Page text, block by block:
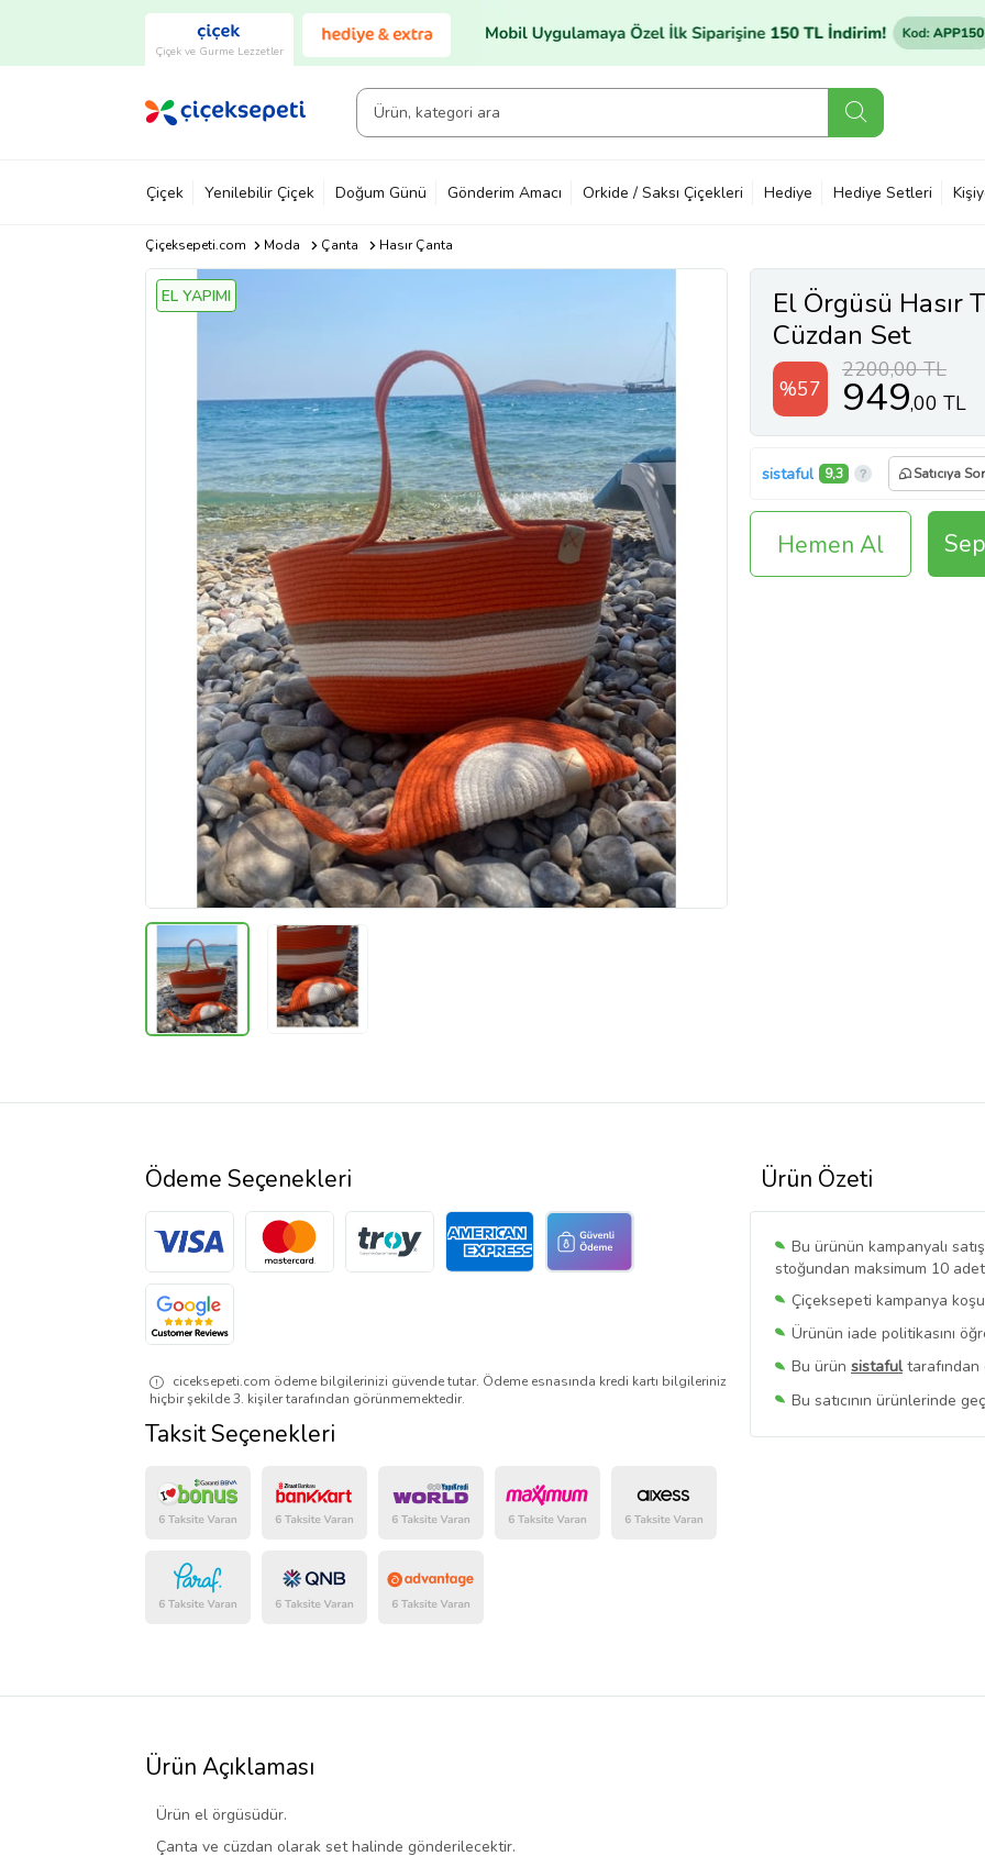
Çiçek ve Gurme Lezzetler
Çiçek Yenilebilir Çiçek Doğum Günü Gönderim Amacı Orkide / Saksı Çiçekleri Hediye Hediye Setleri
Çiçeksepeti.com Moda Çanta Hasır Çanta
EL YAPIMI
El Örgüsü Hasır
Cüzdan Set
%57
2200,00 TL
949,00 TL
sistaful 9,3 Satıcıya Sor
Hemen Al
Ürün Özeti
Bu ürünün kampanyalı
stoğundan maksimum 10
Çiçeksepeti kampanya
Ürünün iade politikasını
Bu ürün sistafultarafından
Bu satıcının ürünlerinde
Bu SatıcınınTüm
Ödeme Seçenekleri
ciceksepeti.com ödeme bilgilerinizi güvende tutar. Ödeme esnasında kredi kartı bilgileriniz
hiçbir şekilde 3. kişiler tarafından görünmemektedir.
Taksit Seçenekleri
Ürün Açıklaması
Ürün el örgüsüdür.
Çanta ve cüzdan olarak set halinde gönderilecektir.